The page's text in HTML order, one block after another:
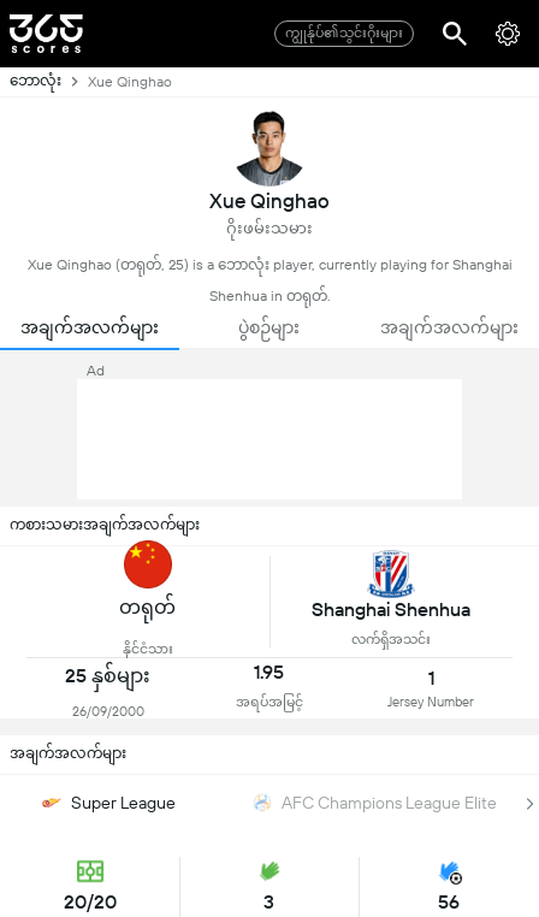
ကျွုန်ုပ်၏သွင်းဂိုးများ
ဘောလုံး Xue Qinghao
Xue Qinghao
ဂိုးဖမ်းသမား
Xue Qinghao (တရုတ်, 25) is a ဘောလုံး player, currently playing for Shanghai
Shenhua in တရုတ်.
အချက်အလက်များ ပွဲစဉ်များ အချက်အလက်များ
Ad
ကစားသမားအချက်အလက်များ
တရုတ်
နိုင်ငံသား
Shanghai Shenhua
လက်ရှိအသင်း
25 နှစ်များ
26/09/2000
1.95
အရပ်အမြင့်
1
Jersey Number
အချက်အလက်များ
Super League AFC Champions League Elite
20/20 3 56